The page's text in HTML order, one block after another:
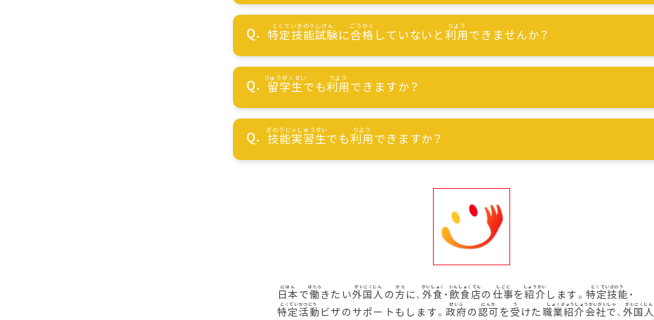
特定技能試験に合格 していないと利用できませんか？
留学生でも利用できますか？
技能実習生でも利用できますか？
日本で働きたい外国人 の方に、 外食 ・ 飲食店の 仕事を紹介 します。 特定技能 ・
特定活動 ビザのサポートもします。政府の 認可を受 けた 職業紹介会社で、 外国人